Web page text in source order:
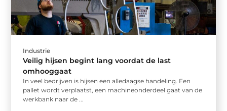
Industrie
Veilig hijsen begint lang voordat de last
omhooggaat
In veel bedrijven is hijsen een alledaagse handeling. Een
pallet wordt verplaatst, een machineonderdeel gaat van de
werkbank naar de ...